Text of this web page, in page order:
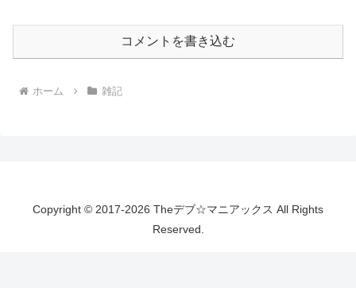
コメントを書き込む
ホーム 雑記
Copyright © 2017-2026 Theデブ☆マニアックス All Rights
Reserved.